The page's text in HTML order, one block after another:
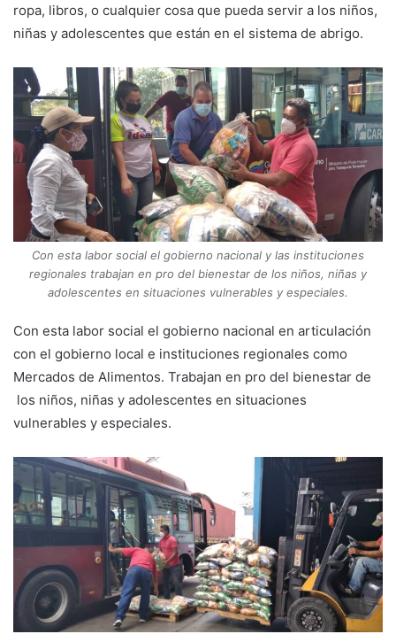
ropa, libros, o cualquier cosa que pueda servir a los niños,
niñas y adolescentes que están en el sistema de abrigo.
Con esta labor social el gobierno nacional y las instituciones
regionales trabajan en pro del bienestar de los niños, niñas y
adolescentes en situaciones vulnerables y especiales.
Con esta labor social el gobierno nacional en articulación
con el gobierno local e instituciones regionales como
Mercados de Alimentos. Trabajan en pro del bienestar de
los niños, niñas y adolescentes en situaciones
vulnerables y especiales.